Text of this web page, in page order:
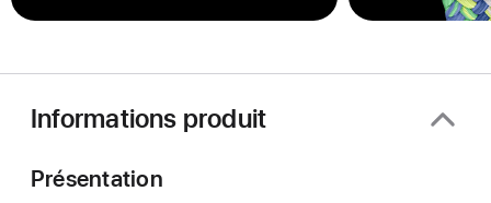
Informations produit
Présentation